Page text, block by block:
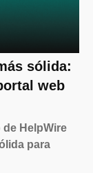
sólida:
web
HelpWire
para